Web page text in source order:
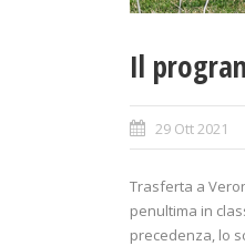
Il
29 Ott 2021
Trasferta a
penultima in
precedenza, lo